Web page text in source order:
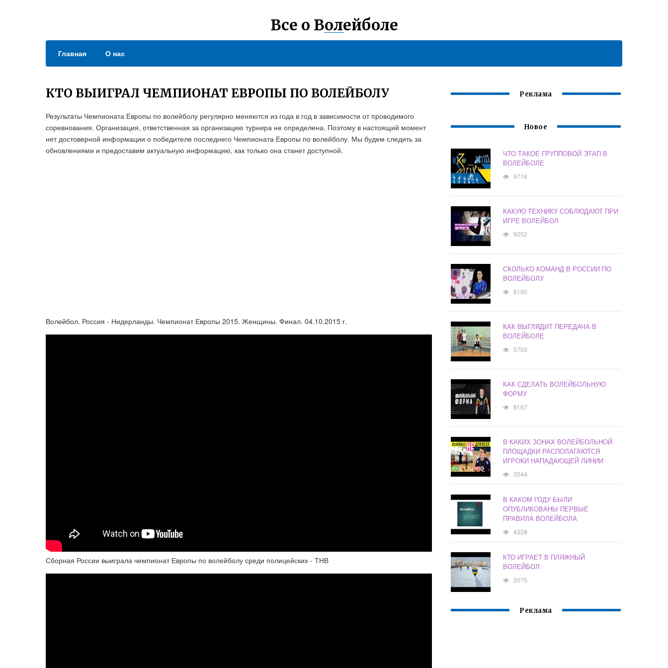
Все о Волейболе
Главная О нас
КТО ВЫИГРАЛ ЧЕМПИОНАТ ЕВРОПЫ ПО ВОЛЕЙБОЛУ
Результаты Чемпионата Европы по волейболу регулярно меняются из года в год в зависимости от проводимого
соревнования. Организация, ответственная за организацию турнира не определена. Поэтому в настоящий момент
нет достоверной информации о победителе последнего Чемпионата Европы по волейболу. Мы будем следить за
обновлениями и предоставим актуальную информацию, как только она станет доступной.
Волейбол. Россия - Нидерланды. Чемпионат Европы 2015. Женщины. Финал. 04.10.2015 г.
Сборная России выиграла чемпионат Европы по волейболу среди полицейских - ТНВ
Реклама
Новое
ЧТО ТАКОЕ ГРУППОВОЙ ЭТАП В
ВОЛЕЙБОЛЕ
9718
КАКУЮ ТЕХНИКУ СОБЛЮДАЮТ ПРИ
ИГРЕ ВОЛЕЙБОЛ
9252
СКОЛЬКО КОМАНД В РОССИИ ПО
ВОЛЕЙБОЛУ
8160
КАК ВЫГЛЯДИТ ПЕРЕДАЧА В
ВОЛЕЙБОЛЕ
5703
КАК СДЕЛАТЬ ВОЛЕЙБОЛЬНУЮ
ФОРМУ
8167
В КАКИХ ЗОНАХ ВОЛЕЙБОЛЬНОЙ
ПЛОЩАДКИ РАСПОЛАГАЮТСЯ
ИГРОКИ НАПАДАЮЩЕЙ ЛИНИИ
3544
В КАКОМ ГОДУ БЫЛИ
ОПУБЛИКОВАНЫ ПЕРВЫЕ
ПРАВИЛА ВОЛЕЙБОЛА
4328
КТО ИГРАЕТ В ПЛЯЖНЫЙ
ВОЛЕЙБОЛ
2075
Реклама